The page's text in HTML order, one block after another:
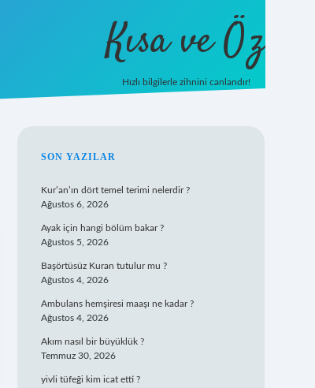
Kısa ve Öz
Hızlı bilgilerle zihnini canlandır!
SIDEBAR
SON YAZILAR
Kur’an’ın dört temel terimi nelerdir ?
Ağustos 6, 2026
Ayak için hangi bölüm bakar ?
Ağustos 5, 2026
Başörtüsüz Kuran tutulur mu ?
Ağustos 4, 2026
Ambulans hemşiresi maaşı ne kadar ?
Ağustos 4, 2026
Akım nasıl bir büyüklük ?
Temmuz 30, 2026
yivli tüfeği kim icat etti ?